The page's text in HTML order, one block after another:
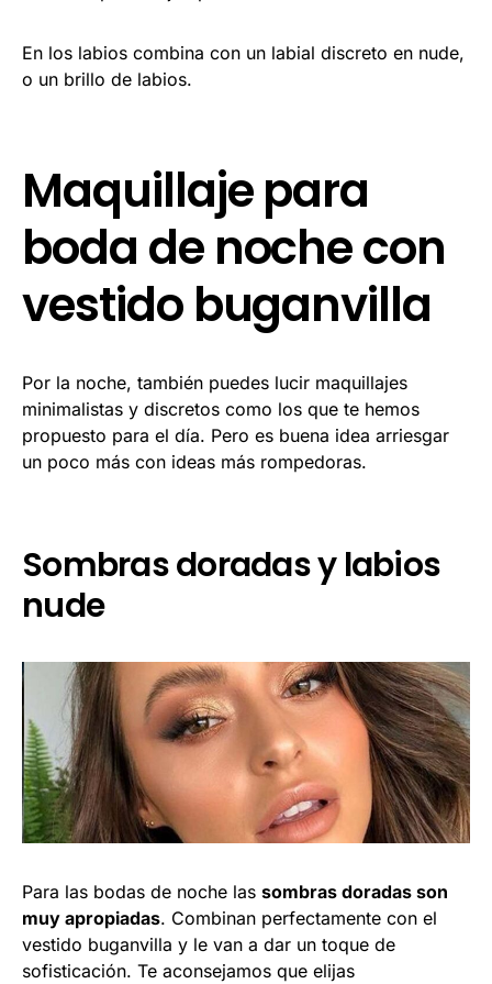
En los labios combina con un labial discreto en nude,
o un brillo de labios.
Maquillaje para
boda de noche con
vestido buganvilla
Por la noche, también puedes lucir maquillajes
minimalistas y discretos como los que te hemos
propuesto para el día. Pero es buena idea arriesgar
un poco más con ideas más rompedoras.
Sombras doradas y labios
nude
Para las bodas de noche las sombras doradas son
muy apropiadas. Combinan perfectamente con el
vestido buganvilla y le van a dar un toque de
sofisticación. Te aconsejamos que elijas